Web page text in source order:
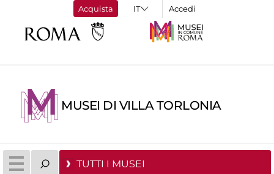
Acquista Accedi
MUSEI DI VILLA TORLONIA
TUTTI I MUSEI